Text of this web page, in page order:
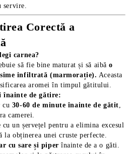
servire.
Corectă a
carnea?
să fie bine maturat și să aibăo
infiltrată (marmorație). Aceasta
aromei în timpul gătitului.
înainte de gătire:
cu 30-60 de minute înainte de gătit,
camerei.
cu un șervețel pentru a elimina excesul
la obținerea unei cruste perfecte.
cu sare și piper înainte de a o găti.